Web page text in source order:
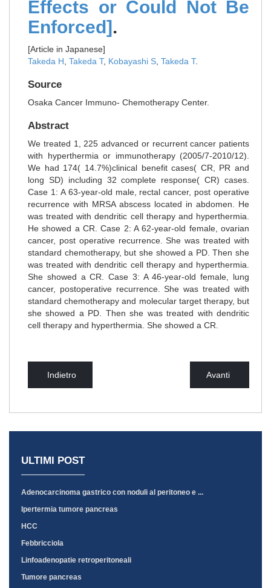
Effects or Could Not Be
Enforced] .
[Article in Japanese]
Takeda H Takeda T, Kobayashi S Takeda T.
Source
Osaka Cancer Immuno- Chemotherapy Center.
Abstract
We treated 1, 225 advanced or recurrent cancer patients
with hyperthermia or immunotherapy (2005/7-2010/12).
We had 174( 14.7%)clinical benefit cases( CR, PR and
long SD) including 32 complete response( CR) cases.
Case 1: A 63-year-old male, rectal cancer, post operative
recurrence with MRSA abscess located in abdomen. He
was treated with dendritic cell therapy and hyperthermia.
He showed a CR. Case 2: A 62-year-old female, ovarian
cancer, post operative recurrence. She was treated with
standard chemotherapy, but she showed a PD. Then she
was treated with dendritic cell therapy and hyperthermia.
She showed a CR. Case 3: A 46-year-old female, lung
cancer, postoperative recurrence. She was treated with
standard chemotherapy and molecular target therapy, but
she showed a PD. Then she was treated with dendritic
cell therapy and hyperthermia. She showed a CR.
Indietro Avanti
ULTIMI POST
Adenocarcinoma gastrico con noduli al peritoneo e ...
Ipertermia tumore pancreas
HCC
Febbricciola
Linfoadenopatie retroperitoneali
Tumore pancreas